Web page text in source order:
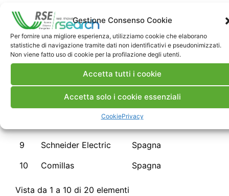
Gestione Consenso Cookie
Per fornire una migliore esperienza, utilizziamo cookie che elaborano
statistiche di navigazione tramite dati non identificativi e pseudonimizzati.
Non viene fatto uso di cookie per la profilazione degli utenti.
Accetta tutti i cookie
Accetta solo i cookie essenziali
CookiePrivacy
3
ARETI
4
ENEL/Gridspertise/e-
distribuzione
5 e-distribución
Spagna
6
Iberdrola
Spagna
9
Schneider Electric
Spagna
10
Comillas Spagna
Vista da 1 a 10 di 20 elementi